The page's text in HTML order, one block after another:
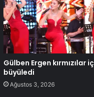
Gülben Ergen kırmızılar
büyüledi
Ağustos 3, 2026